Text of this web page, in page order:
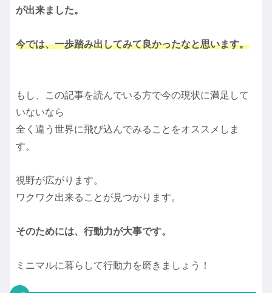
が出来ました。
今では、一歩踏み出してみて良かったなと思います。
もし、この記事を読んでいる方で今の現状に満足して
いないなら
全く違う世界に飛び込んでみることをオススメしま
す。
視野が広がります。
ワクワク出来ることが見つかります。
そのためには、行動力が大事です。
ミニマルに暮らして行動力を磨きましょう！